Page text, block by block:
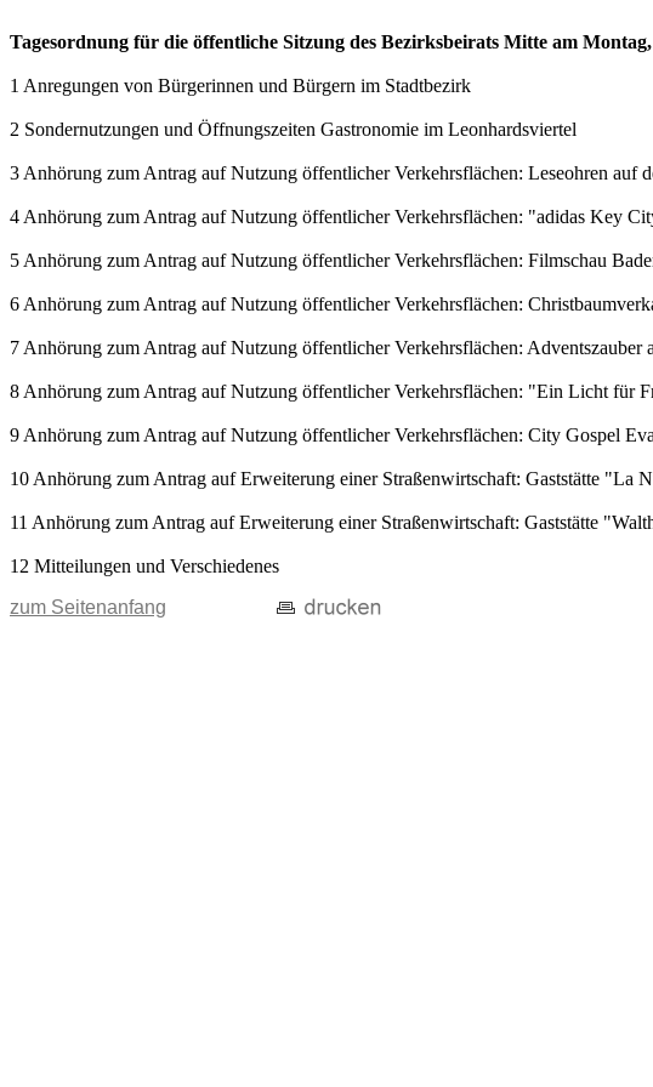
Tagesordnung für die öffentliche Sitzung des Bezirksbeirats Mitte am
1 Anregungen von Bürgerinnen und Bürgern im Stadtbezirk
2 Sondernutzungen und Öffnungszeiten Gastronomie im Leonhardsviertel
3 Anhörung zum Antrag auf Nutzung öffentlicher Verkehrsflächen: Leseohren auf
4 Anhörung zum Antrag auf Nutzung öffentlicher Verkehrsflächen: "adidas Key
5 Anhörung zum Antrag auf Nutzung öffentlicher Verkehrsflächen: Filmschau
6 Anhörung zum Antrag auf Nutzung öffentlicher Verkehrsflächen:
7 Anhörung zum Antrag auf Nutzung öffentlicher Verkehrsflächen: Adventszauber
8 Anhörung zum Antrag auf Nutzung öffentlicher Verkehrsflächen: "Ein Licht für
9 Anhörung zum Antrag auf Nutzung öffentlicher Verkehrsflächen: City Gospel
10 Anhörung zum Antrag auf Erweiterung einer Straßenwirtschaft: Gaststätte
11 Anhörung zum Antrag auf Erweiterung einer Straßenwirtschaft: Gaststätte
12 Mitteilungen und Verschiedenes
zum Seitenanfang